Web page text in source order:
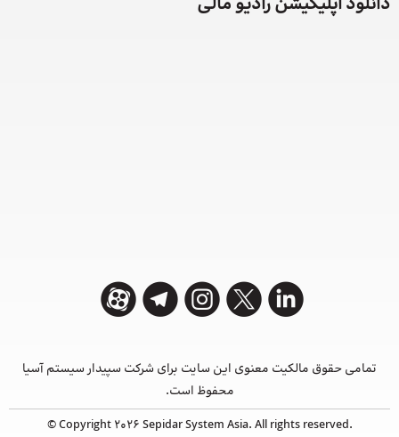
دانلود اپلیکیشن رادیو مالی
تمامی حقوق مالکیت معنوی این ‌سایت برای شرکت سپیدار سیستم آسیا
محفوظ است.
© Copyright 2026 Sepidar System Asia. All rights reserved.